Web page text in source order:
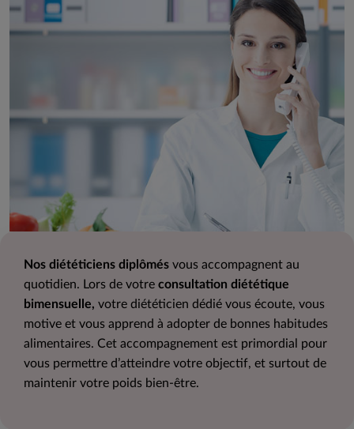
Nos diététiciens diplômés vous accompagnent au
quotidien. Lors de votre consultation diététique
bimensuelle, votre diététicien dédié vous écoute, vous
motive et vous apprend à adopter de bonnes habitudes
alimentaires. Cet accompagnement est primordial pour
vous permettre d’atteindre votre objectif, et surtout de
maintenir votre poids bien-être.